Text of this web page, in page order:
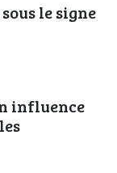
le signe
influence